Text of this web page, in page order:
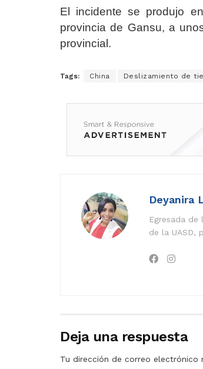
El incidente se produjo
provincia de Gansu, a
provincial.
Tags: China Deslizamiento de
Deyanira
Egresada de
de la UASD,
Deja una respuesta
Tu dirección de correo electrónico